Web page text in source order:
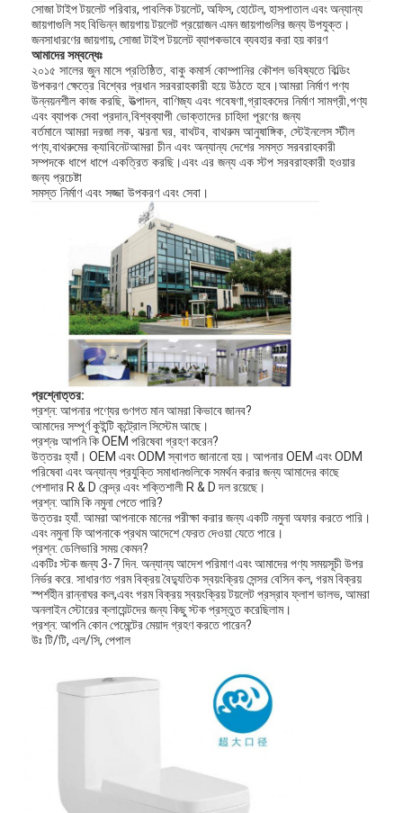
সোজা টাইপ টয়লেট পরিবার, পাবলিক টয়লেট, অফিস, হোটেল, হাসপাতাল এবং অন্যান্য
জায়গাগুলি সহ বিভিন্ন জায়গায় টয়লেট প্রয়োজন এমন জায়গাগুলির জন্য উপযুক্ত।
জনসাধারণের জায়গায়, সোজা টাইপ টয়লেট ব্যাপকভাবে ব্যবহার করা হয় কারণ
আমাদের সম্বন্ধেঃ
২০১৫ সালের জুন মাসে প্রতিষ্ঠিত, বাকু কমার্স কোম্পানির কৌশল ভবিষ্যতে বিল্ডিং
উপকরণ ক্ষেত্রে বিশ্বের প্রধান সরবরাহকারী হয়ে উঠতে হবে।আমরা নির্মাণ পণ্য
উন্নয়নশীল কাজ করছি, উত্পাদন, বাণিজ্য এবং গবেষণা,গ্রাহকদের নির্মাণ সামগ্রী,পণ্য
এবং ব্যাপক সেবা প্রদান,বিশ্বব্যাপী ভোক্তাদের চাহিদা পূরণের জন্য
বর্তমানে আমরা দরজা লক, ঝরনা ঘর, বাথটব, বাথরুম আনুষাঙ্গিক, স্টেইনলেস স্টীল
পণ্য,বাথরুমের ক্যাবিনেটআমরা চীন এবং অন্যান্য দেশের সমস্ত সরবরাহকারী
সম্পদকে ধাপে ধাপে একত্রিত করছি।এবং এর জন্য এক স্টপ সরবরাহকারী হওয়ার
জন্য প্রচেষ্টা
সমস্ত নির্মাণ এবং সজ্জা উপকরণ এবং সেবা।
প্রশ্নোত্তর:
প্রশ্ন: আপনার পণ্যের গুণগত মান আমরা কিভাবে জানব?
আমাদের সম্পূর্ণ কুইন্টি কন্ট্রোল সিস্টেম আছে।
প্রশ্নঃ আপনি কি OEM পরিষেবা গ্রহণ করেন?
উত্তরঃ হ্যাঁ। OEM এবং ODM স্বাগত জানানো হয়। আপনার OEM এবং ODM
পরিষেবা এবং অন্যান্য প্রযুক্তি সমাধানগুলিকে সমর্থন করার জন্য আমাদের কাছে
পেশাদার R & D কেন্দ্র এবং শক্তিশালী R & D দল রয়েছে।
প্রশ্ন: আমি কি নমুনা পেতে পারি?
উত্তরঃ হ্যাঁ. আমরা আপনাকে মানের পরীক্ষা করার জন্য একটি নমুনা অফার করতে পারি।
এবং নমুনা ফি আপনাকে প্রথম আদেশে ফেরত দেওয়া যেতে পারে।
প্রশ্ন: ডেলিভারি সময় কেমন?
একটিঃ স্টক জন্য 3-7 দিন. অন্যান্য আদেশ পরিমাণ এবং আমাদের পণ্য সময়সূচী উপর
নির্ভর করে. সাধারণত গরম বিক্রয় বৈদ্যুতিক স্বয়ংক্রিয় সেন্সর বেসিন কল, গরম বিক্রয়
স্পর্শহীন রান্নাঘর কল,এবং গরম বিক্রয় স্বয়ংক্রিয় টয়লেট প্রস্রাব ফ্লাশ ভালভ, আমরা
অনলাইন স্টোরের ক্লায়েন্টদের জন্য কিছু স্টক প্রস্তুত করেছিলাম।
প্রশ্ন: আপনি কোন পেমেন্টের মেয়াদ গ্রহণ করতে পারেন?
উঃ টি/টি, এল/সি, পেপাল